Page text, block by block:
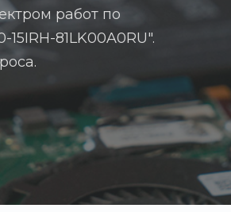
работ по
81LK00A0RU".